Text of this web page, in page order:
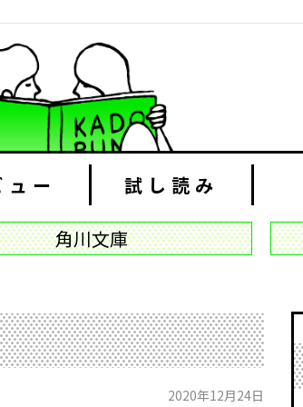
ュー 試し読み
角川文庫
2020年12月24日